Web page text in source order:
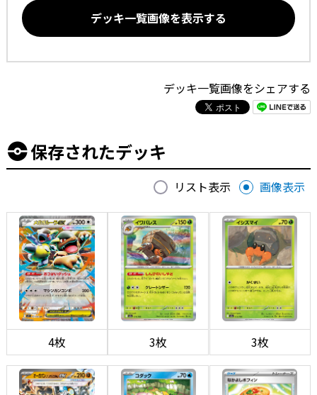
デッキ一覧画像を表示する
デッキ一覧画像をシェアする
保存されたデッキ
リスト表示 画像表示
4枚 3枚 3枚